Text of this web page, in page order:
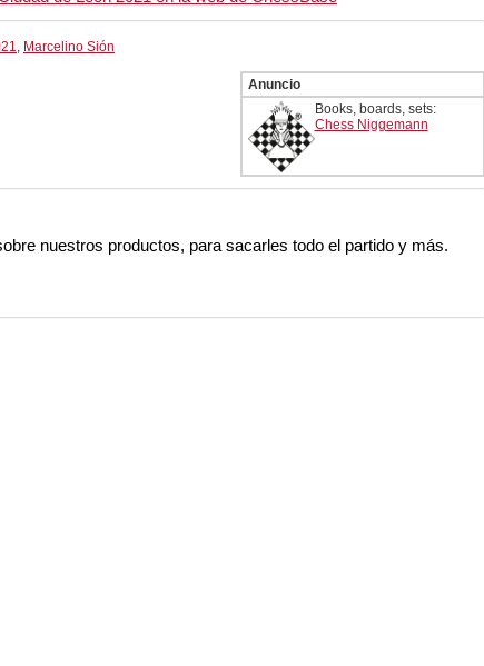
, Marcelino Sión
Anuncio
Books, boards, sets:
Chess Niggemann
nuestros productos, para sacarles todo el partido y más.